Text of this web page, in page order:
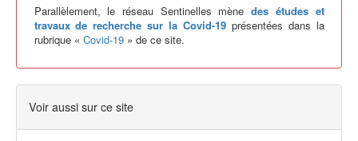
Parallèlement, le réseau Sentinelles mènedes études et
travaux de recherche sur la Covid-19présentées dans la
rubrique « Covid-19» de ce site.
Voir aussi sur ce site